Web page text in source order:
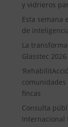
y vidrieros
Esta semana
de
La
Glasstec 2026
fincas
Consulta
Internacional